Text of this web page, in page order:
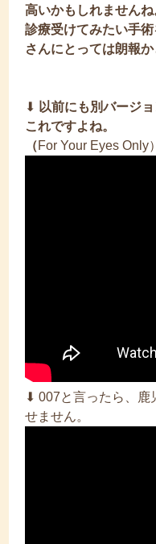
高いかもしれません
診療受けてみたい手
さんにとっては朗報か
⬇︎ 以前にも別バージ
これですよね。
（For Your Eyes Only）
⬇︎ 007と言ったら、鹿
せません。